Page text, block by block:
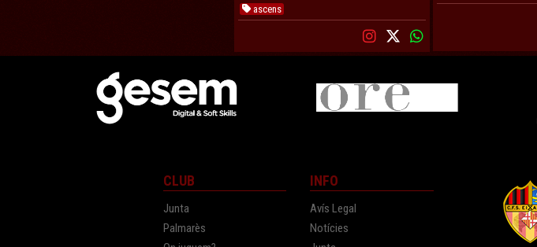
ascens
CLUB
Junta
Palmarès
INFO
Avís Legal
Notícies